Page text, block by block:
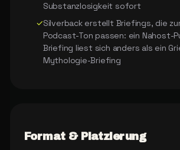
Substanzlosigkeit sofort
✓Silverback erstellt Briefings, die
Podcast-Ton passen: ein Nahost-
Briefing liest sich anders als ein
Mythologie-Briefing
Format & Platzierung